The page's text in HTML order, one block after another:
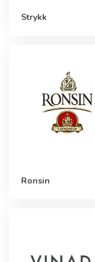
Strykk
Ronsin